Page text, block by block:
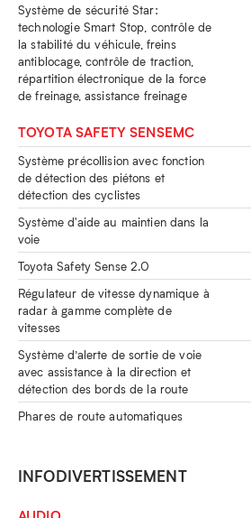
Système de sécurité Star:
technologie Smart Stop, contrôle de
la stabilité du véhicule, freins
antiblocage, contrôle de traction,
répartition électronique de la force
de freinage, assistance freinage
TOYOTA SAFETY SENSEMC
Système précollision avec fonction
de détection des piétons et
détection des cyclistes
Système d'aide au maintien dans la
voie
Toyota Safety Sense 2.0
Régulateur de vitesse dynamique à
radar à gamme complète de
vitesses
Système d’alerte de sortie de voie
avec assistance à la direction et
détection des bords de la route
Phares de route automatiques
INFODIVERTISSEMENT